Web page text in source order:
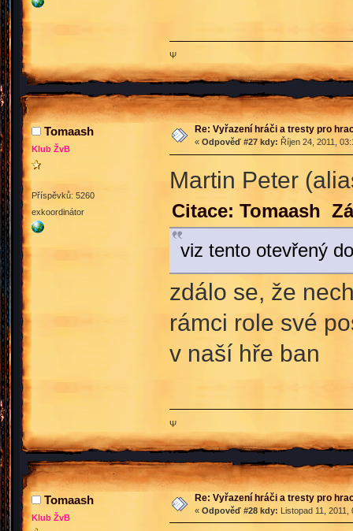
Ψ
Tomaash
Klub ŽvB
Příspěvků: 5260
exkoordinátor
Re: Vyřazení hráči a tresty pro
« Odpověď #27 kdy: Říjen 24, 2011,
Martin Peter
Citace: Tomaash
viz tento otevřený
zdálo se, že
rámci role své
v naší hře ban
Ψ
Tomaash
Klub ŽvB
Re: Vyřazení hráči a tresty pro
« Odpověď #28 kdy: Listopad 11, 2011,